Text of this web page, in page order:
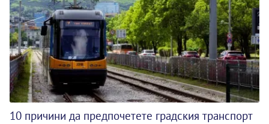
10 причини да предпочетете градския транспорт